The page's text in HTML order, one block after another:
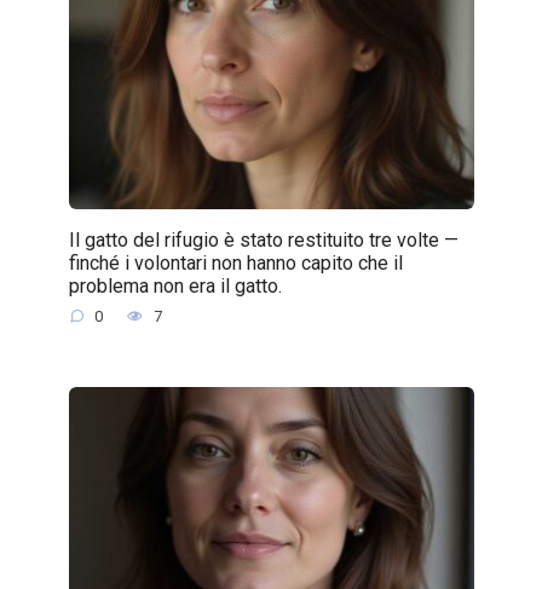
Il gatto del rifugio è stato restituito tre volte —
finché i volontari non hanno capito che il
problema non era il gatto.
0 7